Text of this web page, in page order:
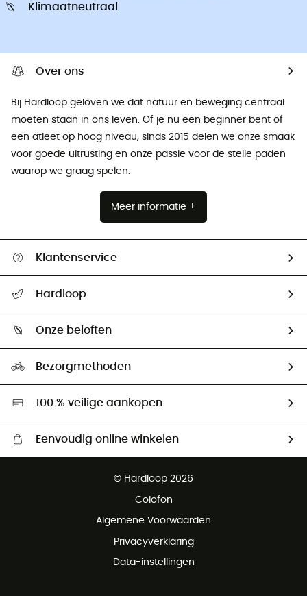
Klimaatneutraal
Over ons
Bij Hardloop geloven we dat natuur en beweging centraal
moeten staan ​​in ons leven. Of je nu een beginner bent of
een atleet op hoog niveau, sinds 2015 delen we onze smaak
voor goede uitrusting en onze passie voor de steile paden
waarop we graag spelen.
Meer informatie +
Klantenservice
Retourzendingen & Terugbetalingen
Hardloop
Ambassadeurs
Onze beloften
Hardgreen
Bezorgmethoden
100 % veilige aankopen
Eenvoudig online winkelen
Gratis retourneren binnen 100 dagen
© Hardloop 2026
Colofon
Algemene Voorwaarden
Privacyverklaring
Data-instellingen